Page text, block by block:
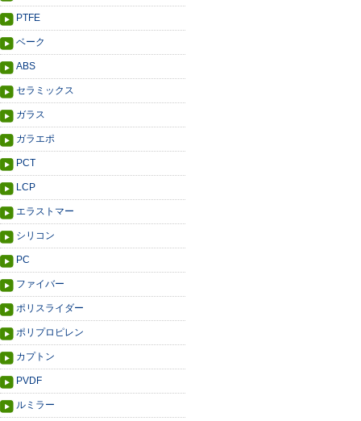
PTFE
ベーク
ABS
セラミックス
ガラス
ガラエポ
PCT
LCP
エラストマー
シリコン
PC
ファイバー
ポリスライダー
ポリプロピレン
カプトン
PVDF
ルミラー